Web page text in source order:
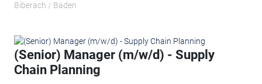
Biberach / Baden
(Senior) Manager (m/w/d) - Supply
Chain Planning